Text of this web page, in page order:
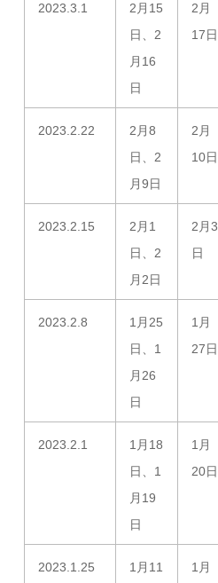
2023.3.1
2月15
日、2
月16
日
2月
17日
2023.2.22
2月8
日、2
月9日
2月
10日
2023.2.15
2月1
日、2
月2日
2月3
日
2023.2.8
1月25
日、1
月26
日
1月
27日
2023.2.1
1月18
日、1
月19
日
1月
20日
2023.1.25
1月11
1月